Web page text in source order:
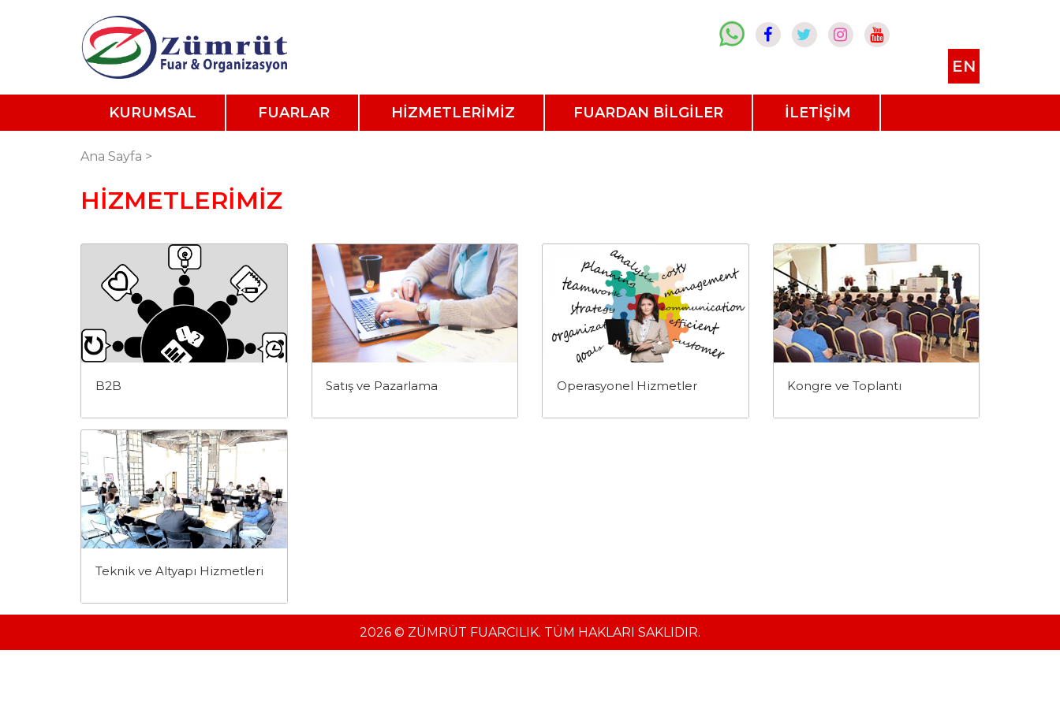
EN
KURUMSAL FUARLAR HİZMETLERİMİZ FUARDAN BİLGİLER İLETİŞİM
Ana Sayfa >
HİZMETLERİMİZ
B2B Satış ve Pazarlama Operasyonel Hizmetler Kongre ve Toplantı
Teknik ve Altyapı Hizmetleri
2026 © ZÜMRÜT FUARCILIK. TÜM HAKLARI SAKLIDIR.